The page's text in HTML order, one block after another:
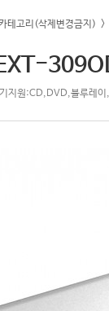
테고리(삭제변경금지) >
기지원:CD,DVD,블루